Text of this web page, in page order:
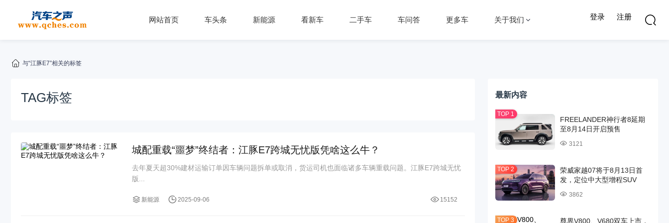
网站首页 车头条 新能源 看新车 二手车 车问答 更多车 关于我们 登录 注册
与“江豚E7”相关的标签
TAG标签
城配重载“噩梦”终结者：江豚E7跨城无忧版凭啥这么牛？
去年夏天超30%建材运输订单因车辆问题拆单或取消，货运司机也面临诸多车辆重载问题。江豚E7跨城无忧
版...
新能源 2025-09-06 15152
最新内容
FREELANDER神行者8延期
至8月14日开启预售
3121
荣威家越07将于8月13日首
发，定位中大型增程SUV
3862
尊界V800、V680双车上市，